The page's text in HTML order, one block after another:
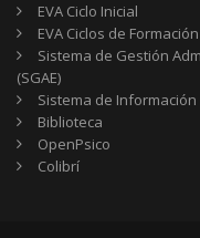
EVA Ciclo Inicial
EVA Ciclos de
Sistema de Gestión
(SGAE)
Sistema de
Biblioteca
OpenPsico
Colibrí